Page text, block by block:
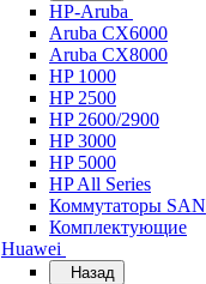
HP-Aruba
Aruba CX6000
Aruba CX8000
HP 1000
HP 2500
HP 2600/2900
HP 3000
HP 5000
HP All Series
Коммутаторы SAN
Комплектующие
Huawei
Назад